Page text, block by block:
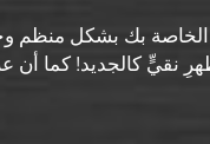
الخاصة بك بشكل منظم
نقيٍّ كالجديد! كما أن